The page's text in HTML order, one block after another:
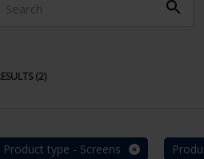
(2)
Product type - Screens